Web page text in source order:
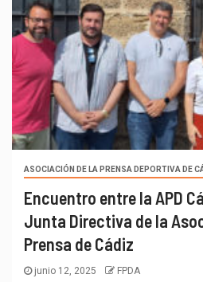
ASOCIACIÓN DE LA PRENSA DEPORTIVA DE
Encuentro entre la APD
Junta Directiva de la
Prensa de Cádiz
junio 12, 2025 FPDA